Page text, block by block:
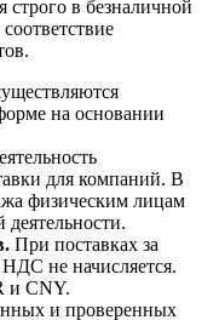
в безналичной
на основании
для компаний. В
физическим лицам
деятельности.
При поставках за
не начисляется.
и CNY.
и проверенных